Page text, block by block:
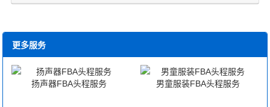
更多服务
扬声器FBA头程服务 男童服装FBA头程服务